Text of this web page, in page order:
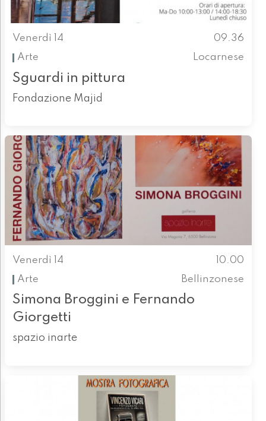
Venerdì 14
09.36
Arte
Locarnese
Sguardi in pittura
Fondazione Majid
Venerdì 14
10.00
Arte
Bellinzonese
Simona Broggini e Fernando
Giorgetti
spazio inarte